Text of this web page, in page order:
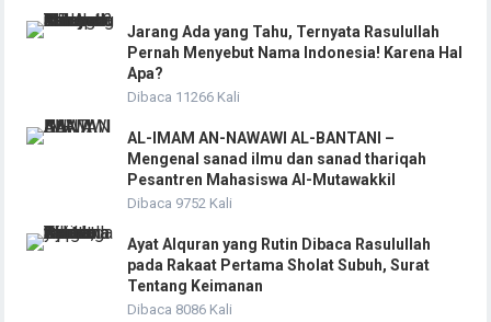
Jarang Ada yang Tahu, Ternyata Rasulullah
Pernah Menyebut Nama Indonesia! Karena Hal
Apa?
Dibaca 11266 Kali
AL-IMAM AN-NAWAWI AL-BANTANI –
Mengenal sanad ilmu dan sanad thariqah
Pesantren Mahasiswa Al-Mutawakkil
Dibaca 9752 Kali
Ayat Alquran yang Rutin Dibaca Rasulullah
pada Rakaat Pertama Sholat Subuh, Surat
Tentang Keimanan
Dibaca 8086 Kali